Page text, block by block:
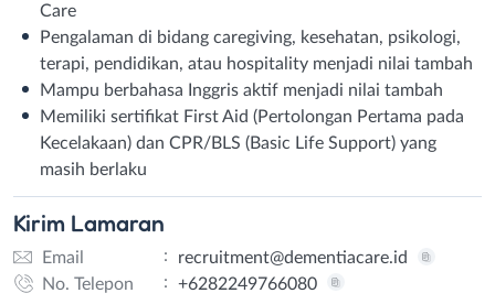
Care
Pengalaman di bidang caregiving, kesehatan, psikologi,
terapi, pendidikan, atau hospitality menjadi nilai tambah
Mampu berbahasa Inggris aktif menjadi nilai tambah
Memiliki sertifikat First Aid (Pertolongan Pertama pada
Kecelakaan) dan CPR/BLS (Basic Life Support) yang
masih berlaku
Kirim Lamaran
Email :
recruitment@dementiacare.id
No. Telepon
: +6282249766080
Email WhatsApp